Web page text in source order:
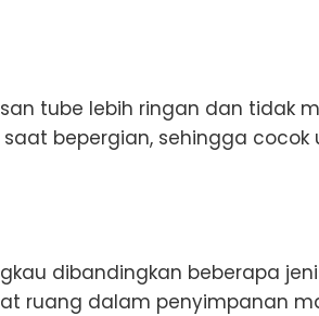
tube lebih ringan dan tidak
bepergian, sehingga cocok
dibandingkan beberapa
ruang dalam penyimpanan